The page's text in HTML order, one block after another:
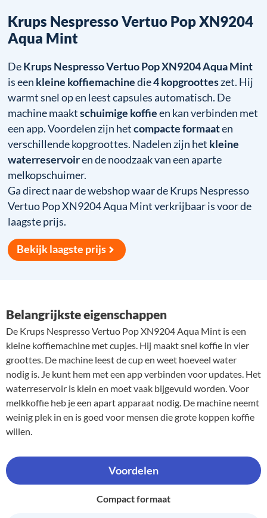
Krups Nespresso Vertuo Pop XN9204
Aqua Mint
DeKrups Nespresso Vertuo Pop XN9204 Aqua Mint
is een kleine koffiemachinedie4 kopgrootteszet. Hij
warmt snel op en leest capsules automatisch. De
machine maaktschuimige koffieen kan verbinden met
een app. Voordelen zijn hetcompacte formaaten
verschillende kopgroottes. Nadelen zijn het kleine
waterreservoiren de noodzaak van een aparte
melkopschuimer.
Ga direct naar de webshop waar de Krups Nespresso
Vertuo Pop XN9204 Aqua Mint verkrijbaar is voor de
laagste prijs.
Bekijk laagste prijs
Belangrijkste eigenschappen
De Krups Nespresso Vertuo Pop XN9204 Aqua Mint is een
kleine koffiemachine met cupjes. Hij maakt snel koffie in vier
groottes. De machine leest de cup en weet hoeveel water
nodig is. Je kunt hem met een app verbinden voor updates. Het
waterreservoir is klein en moet vaak bijgevuld worden. Voor
melkkoffie heb je een apart apparaat nodig. De machine neemt
weinig plek in en is goed voor mensen die grote koppen koffie
willen.
Voordelen
Compact formaat